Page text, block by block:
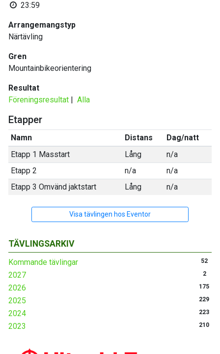
TÄVLINGSARKIV
Kommande tävlingar 52
2027 2
2026 175
2025 229
2024 223
2023 210
23:59
Arrangemangstyp
Närtävling
Gren
Mountainbikeorientering
Resultat
Föreningsresultat | Alla
Etapper
Namn Distans
Dag/natt
Etapp 1 Masstart
Lång
n/a
Etapp 2
n/a
n/a
Etapp 3 Omvänd jaktstart
Lång n/a
Visa tävlingen hos Eventor